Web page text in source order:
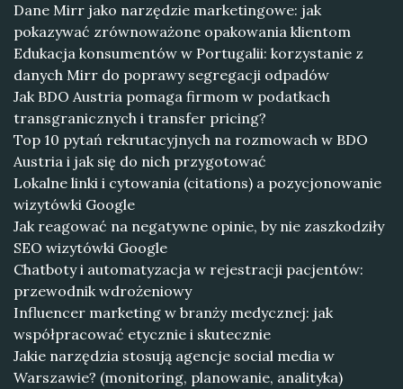
Dane Mirr jako narzędzie marketingowe: jak
pokazywać zrównoważone opakowania klientom
Edukacja konsumentów w Portugalii: korzystanie z
danych Mirr do poprawy segregacji odpadów
Jak BDO Austria pomaga firmom w podatkach
transgranicznych i transfer pricing?
Top 10 pytań rekrutacyjnych na rozmowach w BDO
Austria i jak się do nich przygotować
Lokalne linki i cytowania (citations) a pozycjonowanie
wizytówki Google
Jak reagować na negatywne opinie, by nie zaszkodziły
SEO wizytówki Google
Chatboty i automatyzacja w rejestracji pacjentów:
przewodnik wdrożeniowy
Influencer marketing w branży medycznej: jak
współpracować etycznie i skutecznie
Jakie narzędzia stosują agencje social media w
Warszawie? (monitoring, planowanie, analityka)